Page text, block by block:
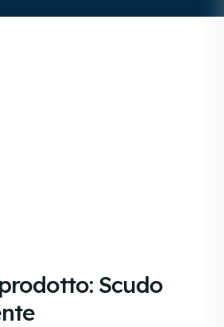
Scudo